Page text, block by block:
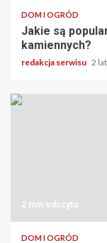
DOM I OGRÓD
Jakie są
kamiennych?
redakcja serwisu 2
2 min odczytu
DOM I OGRÓD